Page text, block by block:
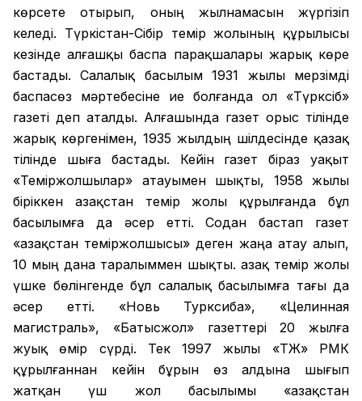
көрсете отырып, оның жылнамасын жүргізіп
келеді. Түркістан-Сібір темір жолының құрылысы
кезінде алғашқы баспа парақшалары жарық көре
бастады. Салалық басылым 1931 жылы мерзімді
баспасөз мәртебесіне ие болғанда ол «Түрксіб»
газеті деп аталды. Алғашында газет орыс тілінде
жарық көргенімен, 1935 жылдың шілдесінде қазақ
тілінде шыға бастады. Кейін газет біраз уақыт
«Теміржолшылар» атауымен шықты, 1958 жылы
біріккен Қазақстан темір жолы құрылғанда бұл
басылымға да әсер етті. Содан бастап газет
«Қазақстан теміржолшысы» деген жаңа атау алып,
10 мың дана таралыммен шықты. Қазақ темір жолы
үшке бөлінгенде бұл салалық басылымға тағы да
әсер етті. «Новь Турксиба», «Целинная
магистраль», «Батысжол» газеттері 20 жылға
жуық өмір сүрді. Тек 1997 жылы «ҚТЖ» РМК
құрылғаннан кейін бұрын өз алдына шығып
жатқан үш жол басылымы «Қазақстан